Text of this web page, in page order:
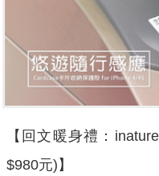
【回文暖身禮：
$980元)】